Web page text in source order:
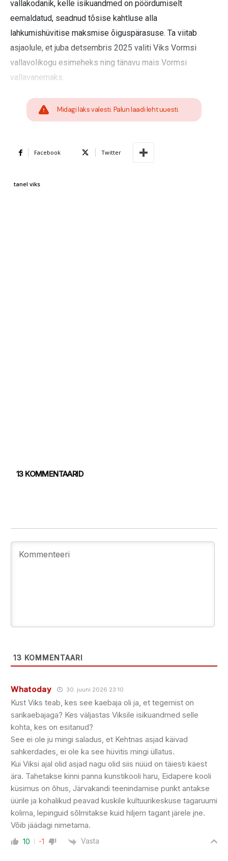
vallakodanik, kelle isikuandmed on pöördumiselt
eemaldatud, seadnud tõsise kahtluse alla
lahkumishüvitise maksmise õiguspärasuse. Ta viitab
asjaolule, et juba detsembris 2025 valiti Viks Vormsi
vallavolikogu esimeheks ning tänavu mais Vormsi
vallavanemaks.
Midagi läks valesti. Palun laadi leht uuesti.
Facebook Twitter
tanel viks
13 KOMMENTAARID
13 KOMMENTAARI
Whatoday 30. juuni 2026 23:10
Kust Viks teab, kes see kaebaja oli ja, et tegemist on
sarikaebajaga? Kes väljastas Viksile isikuandmed selle
kohta, kes on esitanud?
See ei ole ju mingi saladus, et Kehtnas asjad käivad
sahkerdades, ei ole ka see hüvitis mingi üllatus.
Kui Viksi ajal olid asjad nagu olid siis nüüd on täiesti käest
ära. Tahetakse kinni panna kunstikooli haru, Eidapere kooli
küsimus on õhus, Järvakandi teenindamise punkt antakse
üürile ja kohalikud peavad kuskile kultuurikeskuse tagaruumi
kolima, lepinguid sõlmitakse kuid hiljem tagant järele jne.
Võib jäädagi nimetama.
10 -1 Vasta